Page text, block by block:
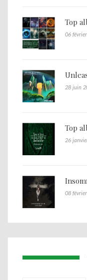
Top
06
28 juin
Top
26
08